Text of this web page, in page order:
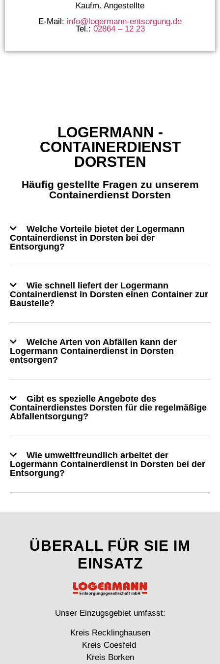
Kaufm. Angestellte
E-Mail: info@logermann-entsorgung.de
Tel.: 02864 – 12 23
LOGERMANN -
CONTAINERDIENST
DORSTEN
Häufig gestellte Fragen zu unserem
Containerdienst Dorsten
Welche Vorteile bietet der Logermann
Containerdienst in Dorsten bei der
Entsorgung?
Wie schnell liefert der Logermann
Containerdienst in Dorsten einen Container zur
Baustelle?
Welche Arten von Abfällen kann der
Logermann Containerdienst in Dorsten
entsorgen?
Gibt es spezielle Angebote des
Containerdienstes Dorsten für die regelmäßige
Abfallentsorgung?
Wie umweltfreundlich arbeitet der
Logermann Containerdienst in Dorsten bei der
Entsorgung?
ÜBERALL FÜR SIE IM
EINSATZ
Unser Einzugsgebiet umfasst:
Kreis Recklinghausen
Kreis Coesfeld
Kreis Borken